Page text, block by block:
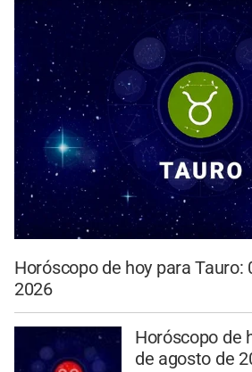
Horóscopo de hoy para Tauro:
2026
Horóscopo de
de agosto de